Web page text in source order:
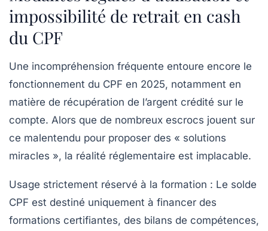
impossibilité de retrait en cash
du CPF
Une incompréhension fréquente entoure encore le
fonctionnement du CPF en 2025, notamment en
matière de récupération de l’argent crédité sur le
compte. Alors que de nombreux escrocs jouent sur
ce malentendu pour proposer des « solutions
miracles », la réalité réglementaire est implacable.
Usage strictement réservé à la formation : Le solde
CPF est destiné uniquement à financer des
formations certifiantes, des bilans de compétences,